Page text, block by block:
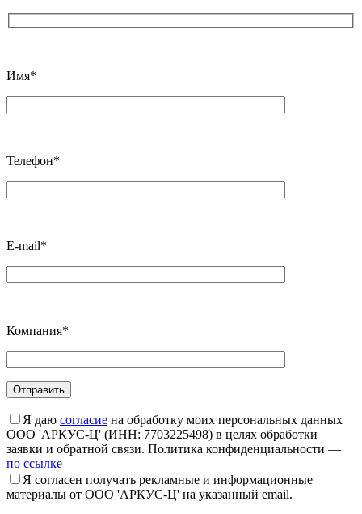
Имя*
Телефон*
E-mail*
Компания*
Я даю согласие на обработку моих персональных данных
ООО 'АРКУС-Ц' (ИНН: 7703225498) в целях обработки
заявки и обратной связи. Политика конфиденциальности —
по ссылке
Я согласен получать рекламные и информационные
материалы от ООО 'АРКУС-Ц' на указанный email.